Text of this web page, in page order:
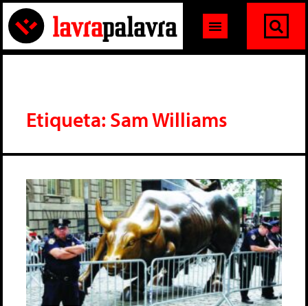
Etiqueta: Sam Williams